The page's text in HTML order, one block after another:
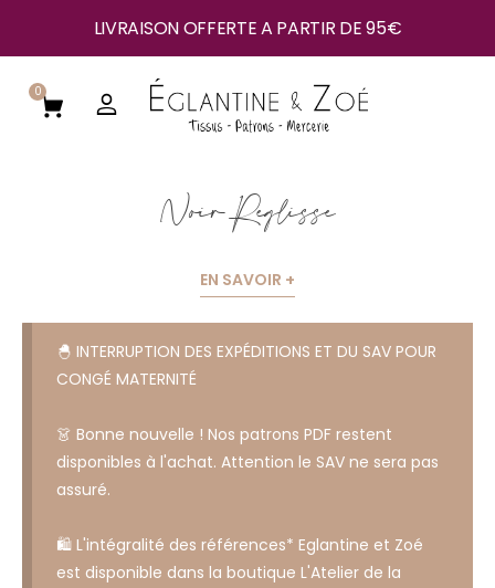
LIVRAISON OFFERTE A PARTIR DE 95€
0
Noir Réglisse
EN SAVOIR +
🐣 INTERRUPTION DES EXPÉDITIONS ET DU SAV POUR
CONGÉ MATERNITÉ
👗 Bonne nouvelle ! Nos patrons PDF restent
disponibles à l'achat. Attention le SAV ne sera pas
assuré.
🛍️ L'intégralité des références* Eglantine et Zoé
est disponible dans la boutique L'Atelier de la